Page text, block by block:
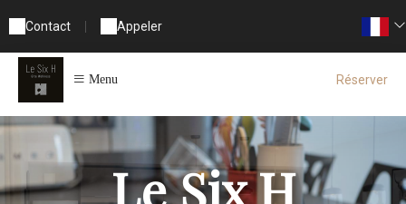
Contact Appeler
Menu Réserver
Le Six H